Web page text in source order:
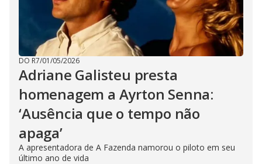
DO R7/01/05/2026
Adriane Galisteu presta
homenagem a Ayrton Senna:
‘Ausência que o tempo não
apaga’
A apresentadora de A Fazenda namorou o piloto em seu
último ano de vida